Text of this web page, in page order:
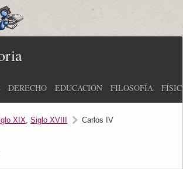
DERECHO EDUCACIÓN FILOSOFÍA
XIX, Siglo XVIII Carlos IV